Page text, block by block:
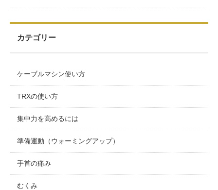
カテゴリー
ケーブルマシン使い方
TRXの使い方
集中力を高めるには
準備運動（ウォーミングアップ）
手首の痛み
むくみ